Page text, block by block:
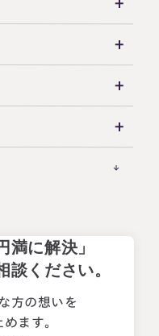
満に解決」
談ください。
方の想いを
ます。